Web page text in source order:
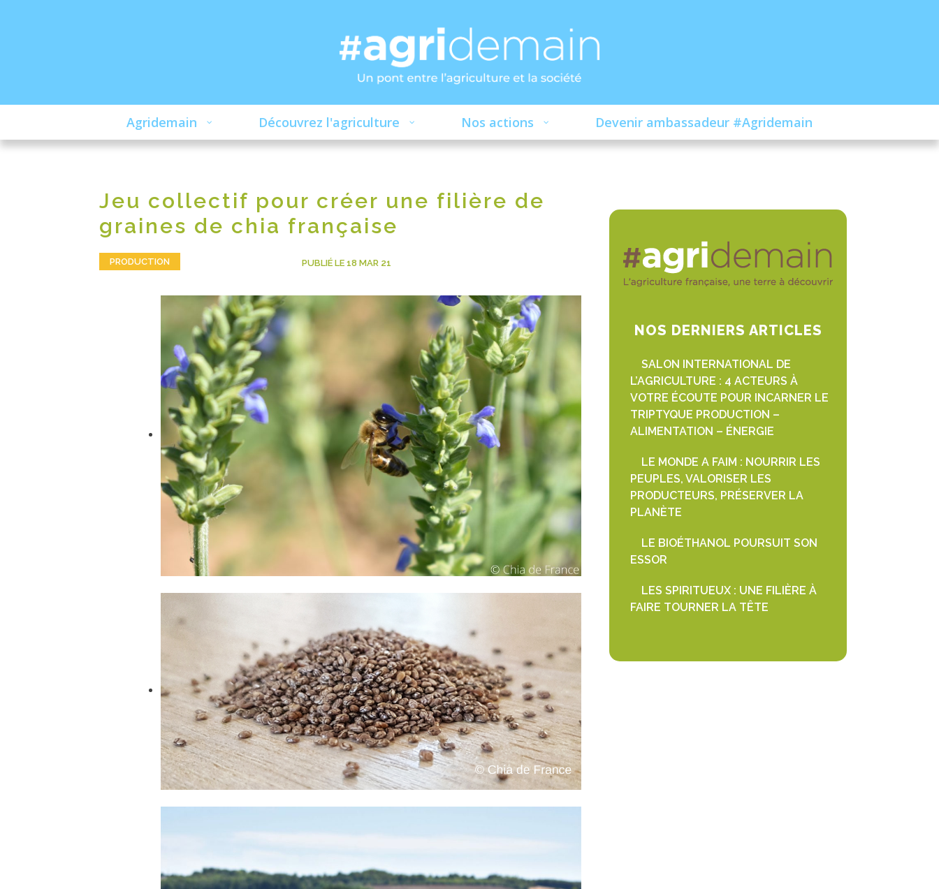
Agridemain Découvrez l'agriculture Nos actions Devenir ambassadeur #Agridemain
Jeu collectif pour créer une filière de
graines de chia française
PRODUCTION PUBLIÉ LE 18 MAR 21
NOS DERNIERS ARTICLES
SALON INTERNATIONAL DE
L’AGRICULTURE : 4 ACTEURS À
VOTRE ÉCOUTE POUR INCARNER LE
TRIPTYQUE PRODUCTION –
ALIMENTATION – ÉNERGIE
LE MONDE A FAIM : NOURRIR LES
PEUPLES, VALORISER LES
PRODUCTEURS, PRÉSERVER LA
PLANÈTE
LE BIOÉTHANOL POURSUIT SON
ESSOR
LES SPIRITUEUX : UNE FILIÈRE À
FAIRE TOURNER LA TÊTE